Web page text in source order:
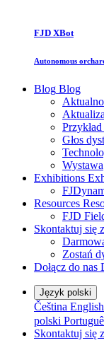
FJD XBot
Autonomous
Blog Blog
Głos
Wystawa
Exhibitions
Resources
FJD
Skontaktuj się
Zostań
Dołącz do nas
Język polski
Čeština
polski
Skontaktuj się